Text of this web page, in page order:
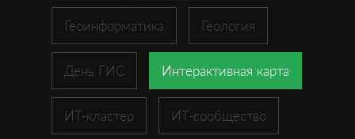
Геоинформатика Геология
День ГИС Интерактивная карта
ИТ-кластер ИТ-сообщество